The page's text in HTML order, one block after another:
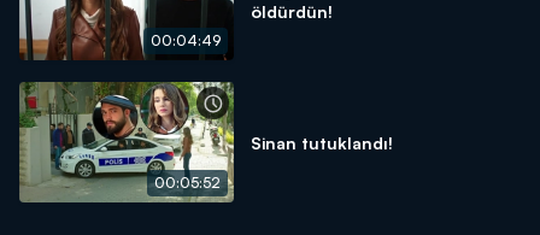
00:04:49
öldürdün!
00:05:52
Sinan tutuklandı!